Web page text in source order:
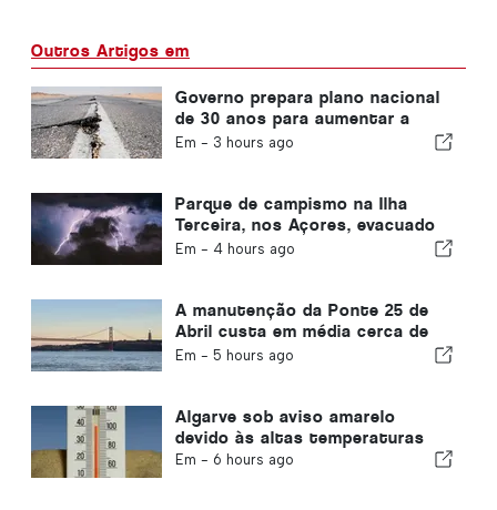
Outros Artigos em
Governo prepara plano nacional
de 30 anos para aumentar a
resiliência de Portugal contra
Em - 3 hours ago
Parque de campismo na Ilha
Terceira, nos Açores, evacuado
devido à tempestade
Em - 4 hours ago
A manutenção da Ponte 25 de
Abril custa em média cerca de
1,6 milhões de euros por ano
Em - 5 hours ago
Algarve sob aviso amarelo
devido às altas temperaturas
Em - 6 hours ago